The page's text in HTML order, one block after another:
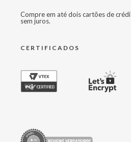
Compre em até dois cartões de
sem juros.
CERTIFICADOS